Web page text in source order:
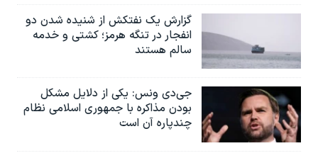
گزارش یک نفتکش از شنیده شدن دو
انفجار در تنگه هرمز؛ کشتی و خدمه
سالم هستند
جی‌دی ونس: یکی از دلایل مشکل
بودن مذاکره با جمهوری اسلامی نظام
چندپاره آن است